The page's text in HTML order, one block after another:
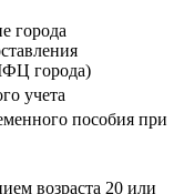
города
города)
учета
пособия при
возраста 20 или